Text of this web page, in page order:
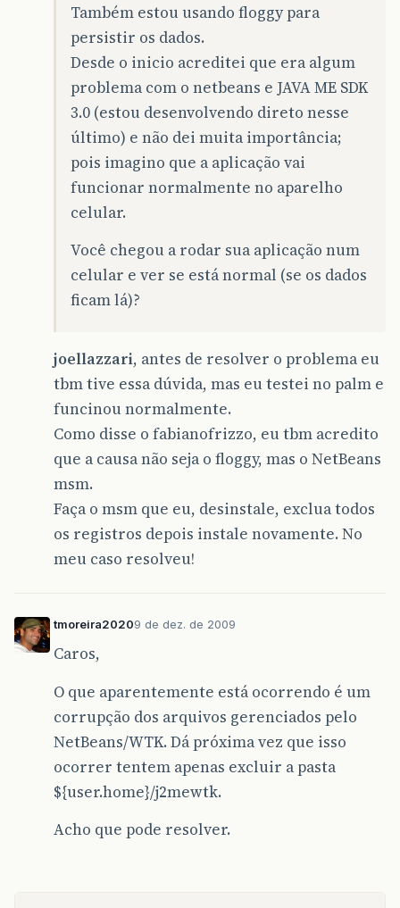
Também estou usando floggy para
persistir os dados.
Desde o inicio acreditei que era algum
problema com o netbeans e JAVA ME SDK
3.0 (estou desenvolvendo direto nesse
último) e não dei muita importância;
pois imagino que a aplicação vai
funcionar normalmente no aparelho
celular.
Você chegou a rodar sua aplicação num
celular e ver se está normal (se os dados
ficam lá)?
joellazzari, antes de resolver o problema eu
tbm tive essa dúvida, mas eu testei no palm e
funcinou normalmente.
Como disse o fabianofrizzo, eu tbm acredito
que a causa não seja o floggy, mas o NetBeans
msm.
Faça o msm que eu, desinstale, exclua todos
os registros depois instale novamente. No
meu caso resolveu!
tmoreira20209 de dez. de 2009
Caros,
O que aparentemente está ocorrendo é um
corrupção dos arquivos gerenciados pelo
NetBeans/WTK. Dá próxima vez que isso
ocorrer tentem apenas excluir a pasta
${user.home}/j2mewtk.
Acho que pode resolver.